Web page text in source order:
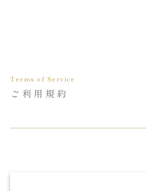
Terms of Service
ご利用規約